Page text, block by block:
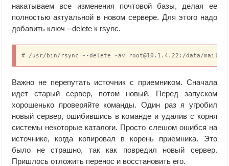
накатываем все изменения почтовой базы, делая ее
полностью актуальной в новом сервере. Для этого надо
добавить ключ --delete к rsync.
# /usr/bin/rsync --delete -av root@10.1.4.22:/data/mail /
Важно не перепутать источник с приемником. Сначала
идет старый сервер, потом новый. Перед запуском
хорошенько проверяйте команды. Один раз я угробил
новый сервер, ошибившись в команде и удалив с корня
системы некоторые каталоги. Просто слешом ошибся на
источнике, когда копировал в корень приемника. Это
было не страшно, так как повредил новый сервер.
Пришлось отложить перенос и восстановить его.